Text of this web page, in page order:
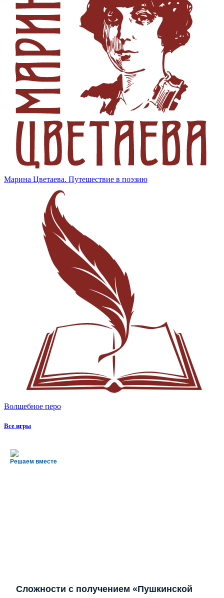
Марина Цветаева. Путешествие в поэзию
Волшебное перо
Все игры
Решаем вместе
Сложности с получением «Пушкинской